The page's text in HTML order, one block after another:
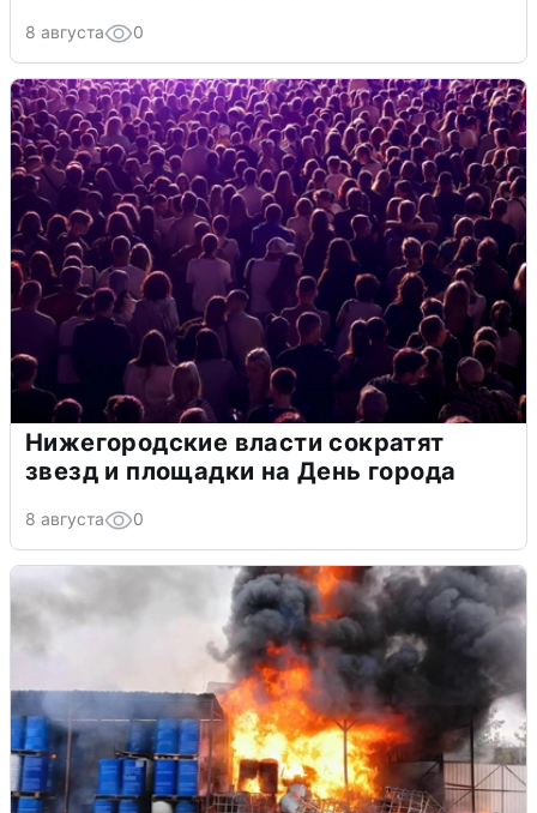
8 августа 0
Нижегородские власти сократят
звезд и площадки на День города
8 августа 0